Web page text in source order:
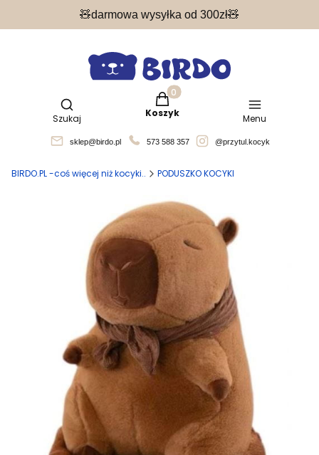
🧸darmowa wysyłka od 300zł🧸
Otwórz wyszukiwarkę
Szukaj
Produkty w koszyku: 0. Zobacz
Koszyk Menu
sklep@birdo.pl 573 588 357 @przytul.kocyk
BIRDO.PL -coś więcej niż kocyki.. PODUSZKO KOCYKI